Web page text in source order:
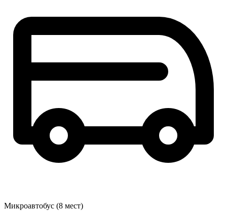
Микроавтобус (8 мест)